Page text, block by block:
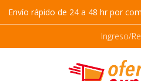
Envío rápido de 24 a 48 hr por
Ingreso/